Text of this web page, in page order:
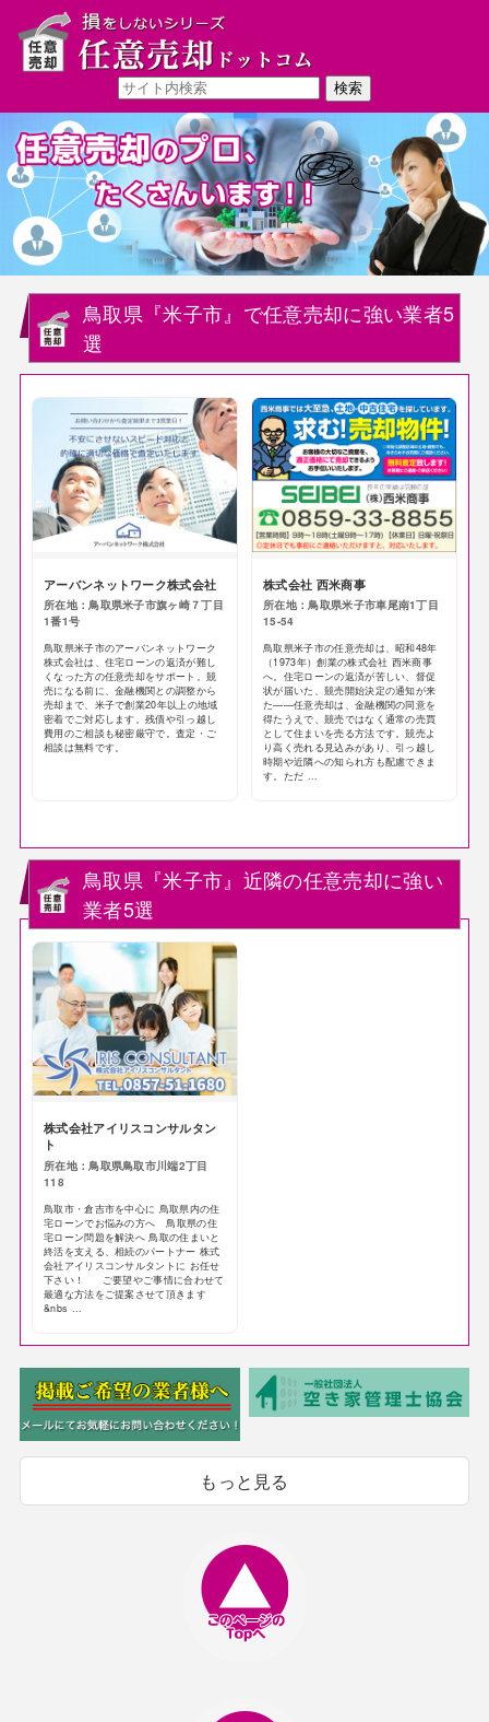
鳥取県『米子市』で任意売却に強い業者5
選
アーバンネットワーク株式会社
所在地：鳥取県米子市旗ヶ崎７丁目
1番1号
鳥取県米子市のアーバンネットワーク
株式会社は、住宅ローンの返済が難し
くなった方の任意売却をサポート。競
売になる前に、金融機関との調整から
売却まで、米子で創業20年以上の地域
密着でご対応します。残債や引っ越し
費用のご相談も秘密厳守で。査定・ご
相談は無料です。
株式会社 西米商事
所在地：鳥取県米子市車尾南1丁目
15-54
鳥取県米子市の任意売却は、昭和48年
（1973年）創業の株式会社 西米商事
へ。住宅ローンの返済が苦しい、督促
状が届いた、競売開始決定の通知が来
た——任意売却は、金融機関の同意を
得たうえで、競売ではなく通常の売買
として住まいを売る方法です。競売よ
り高く売れる見込みがあり、引っ越し
時期や近隣への知られ方も配慮できま
す。ただ ...
鳥取県『米子市』近隣の任意売却に強い
業者5選
株式会社アイリスコンサルタン
ト
所在地：鳥取県鳥取市川端2丁目
118
鳥取市・倉吉市を中心に 鳥取県内の住
宅ローンでお悩みの方へ 鳥取県の住
宅ローン問題を解決へ 鳥取の住まいと
終活を支える、相続のパートナー 株式
会社アイリスコンサルタントに お任せ
下さい！ ご要望やご事情に合わせて
最適な方法をご提案させて頂きます
&nbs ...
もっと見る